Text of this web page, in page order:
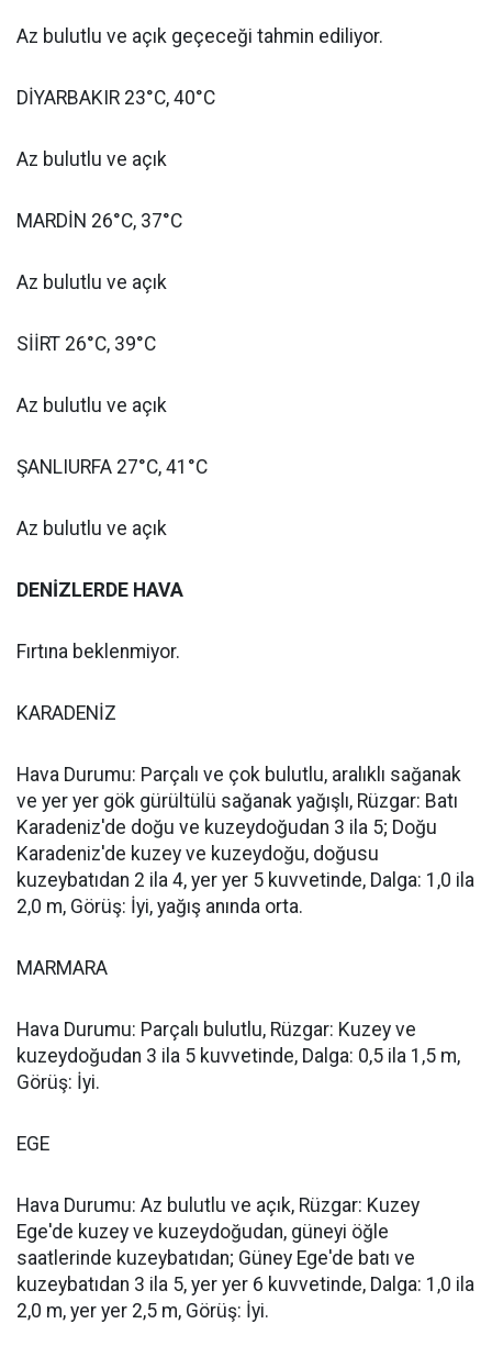
Az bulutlu ve açık geçeceği tahmin ediliyor.
DİYARBAKIR 23°C, 40°C
Az bulutlu ve açık
MARDİN 26°C, 37°C
Az bulutlu ve açık
SİİRT 26°C, 39°C
Az bulutlu ve açık
ŞANLIURFA 27°C, 41°C
Az bulutlu ve açık
DENİZLERDE HAVA
Fırtına beklenmiyor.
KARADENİZ
Hava Durumu: Parçalı ve çok bulutlu, aralıklı sağanak
ve yer yer gök gürültülü sağanak yağışlı, Rüzgar: Batı
Karadeniz'de doğu ve kuzeydoğudan 3 ila 5; Doğu
Karadeniz'de kuzey ve kuzeydoğu, doğusu
kuzeybatıdan 2 ila 4, yer yer 5 kuvvetinde, Dalga: 1,0 ila
2,0 m, Görüş: İyi, yağış anında orta.
MARMARA
Hava Durumu: Parçalı bulutlu, Rüzgar: Kuzey ve
kuzeydoğudan 3 ila 5 kuvvetinde, Dalga: 0,5 ila 1,5 m,
Görüş: İyi.
EGE
Hava Durumu: Az bulutlu ve açık, Rüzgar: Kuzey
Ege'de kuzey ve kuzeydoğudan, güneyi öğle
saatlerinde kuzeybatıdan; Güney Ege'de batı ve
kuzeybatıdan 3 ila 5, yer yer 6 kuvvetinde, Dalga: 1,0 ila
2,0 m, yer yer 2,5 m, Görüş: İyi.